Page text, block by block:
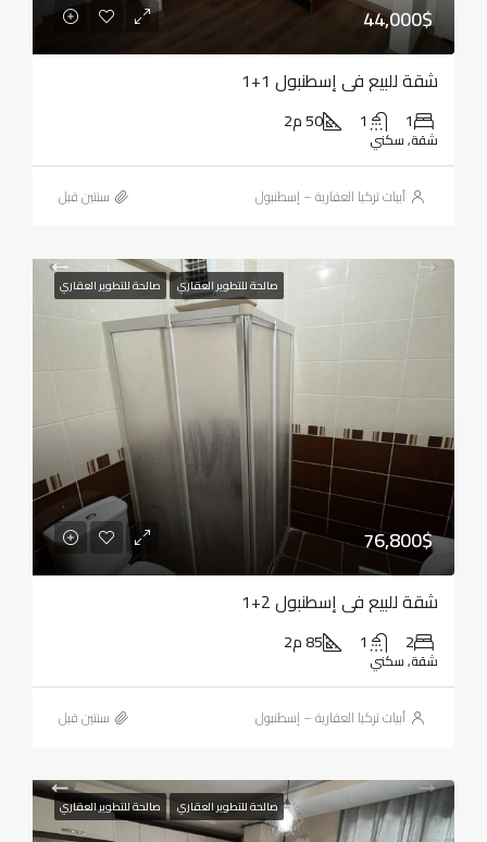
44,000$
شقة للبيع في إسطنبول 1+1
1
1 50 م2
شقة, سكني
أبيات تركيا العقارية – إسطنبول ‏سنتين قبل
صالحة للتطوير العقاري صالحة للتطوير العقاري
76,800$
شقة للبيع في إسطنبول 2+1
2
1 85 م2
شقة, سكني
أبيات تركيا العقارية – إسطنبول ‏سنتين قبل
صالحة للتطوير العقاري صالحة للتطوير العقاري